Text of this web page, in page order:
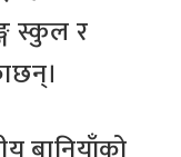
स्कुल र